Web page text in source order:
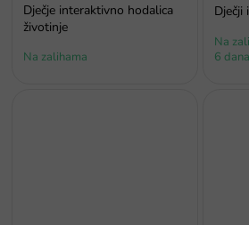
Dječje interaktivno hodalica
životinje
Na zalihama
Dječji
Na
6